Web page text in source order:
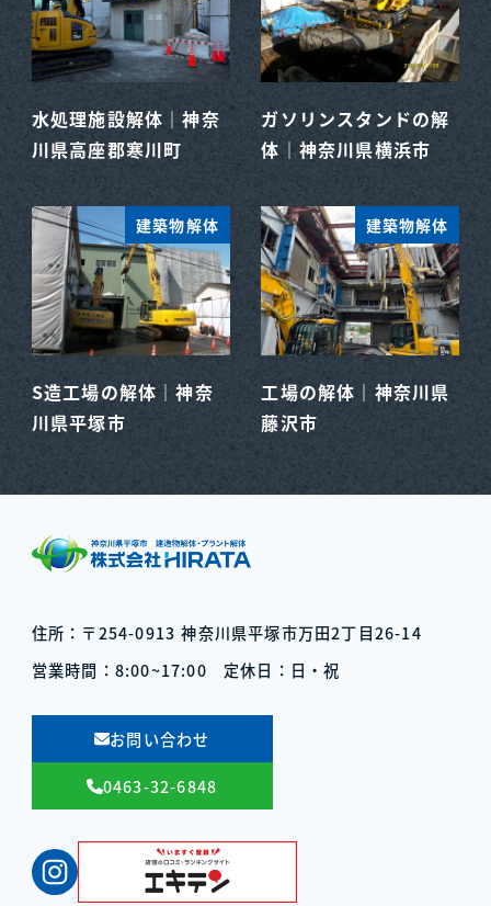
水処理施設解体｜神奈
川県高座郡寒川町
ガソリンスタンドの解
体｜神奈川県横浜市
建築物解体
S造工場の解体｜神奈
川県平塚市
建築物解体
工場の解体｜神奈川県
藤沢市
住所：〒254-0913神奈川県平塚市万田2丁目26-14
営業時間：8:00~17:00 定休日：日・祝
お問い合わせ
0463-32-6848
Instagram